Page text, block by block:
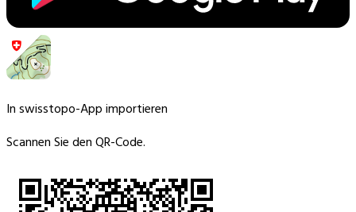
In swisstopo-App importieren
Scannen Sie den QR-Code.